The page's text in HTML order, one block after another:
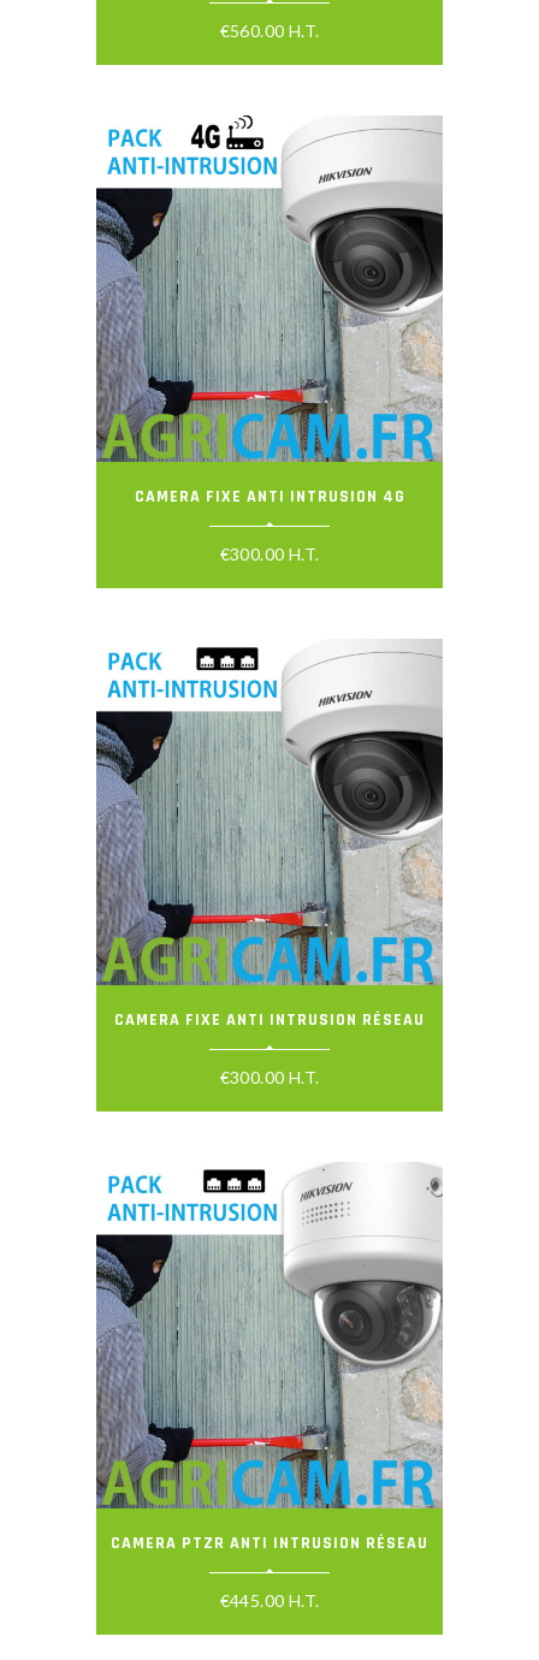
€560.00 H.T.
CAMERA FIXE ANTI INTRUSION 4G
€300.00 H.T.
CAMERA FIXE ANTI INTRUSION RÉSEAU
€300.00 H.T.
CAMERA PTZR ANTI INTRUSION RÉSEAU
€445.00 H.T.